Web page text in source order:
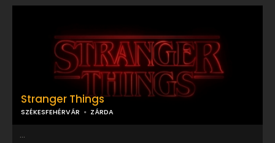
Stranger Things
SZÉKESFEHÉRVÁR ZÁRDA
...